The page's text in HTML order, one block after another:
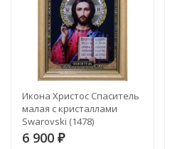
Икона Христос Спаситель
малая с кристаллами
Swarovski (1478)
6 900 ₽